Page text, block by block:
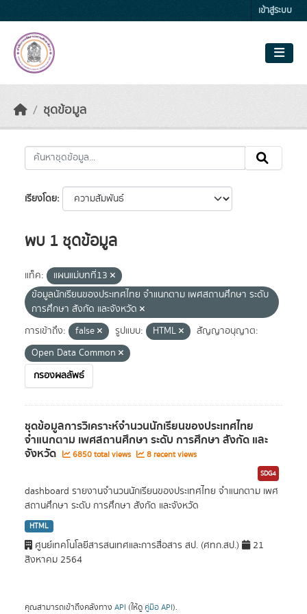
เข้าสู่ระบบ
ชุดข้อมูล
เรียงโดย
พบ 1 ชุดข้อมูล
แท็ค:
แผนแม่บทที่13
ข้อมูลนักเรียนของประเทศไทย จำแนกตาม เพศสถานศึกษา ระดับ
การศึกษา สังกัด และจังหวัด
การเข้าถึง:
false รูปแบบ: HTML
สัญญาอนุญาต:
Open Data Common
กรองผลลัพธ์
ชุดข้อมูลการวิเคราะห์จำนวนนักเรียนของประเทศไทย
จำแนกตาม เพศสถานศึกษา ระดับ การศึกษา สังกัด และ
จังหวัด 6850 total views 8 recent views
SDG4
dashboard รายงานจำนวนนักเรียนของประเทศไทย จำแนกตาม เพศ
สถานศึกษา ระดับ การศึกษา สังกัด และจังหวัด
HTML
ศูนย์เทคโนโลยีสารสนเทศและการสื่อสาร สป. (ศทก.สป.)
21
สิงหาคม 2564
คุณสามารถเข้าถึงคลังทาง API (ให้ดู คู่มือ API).